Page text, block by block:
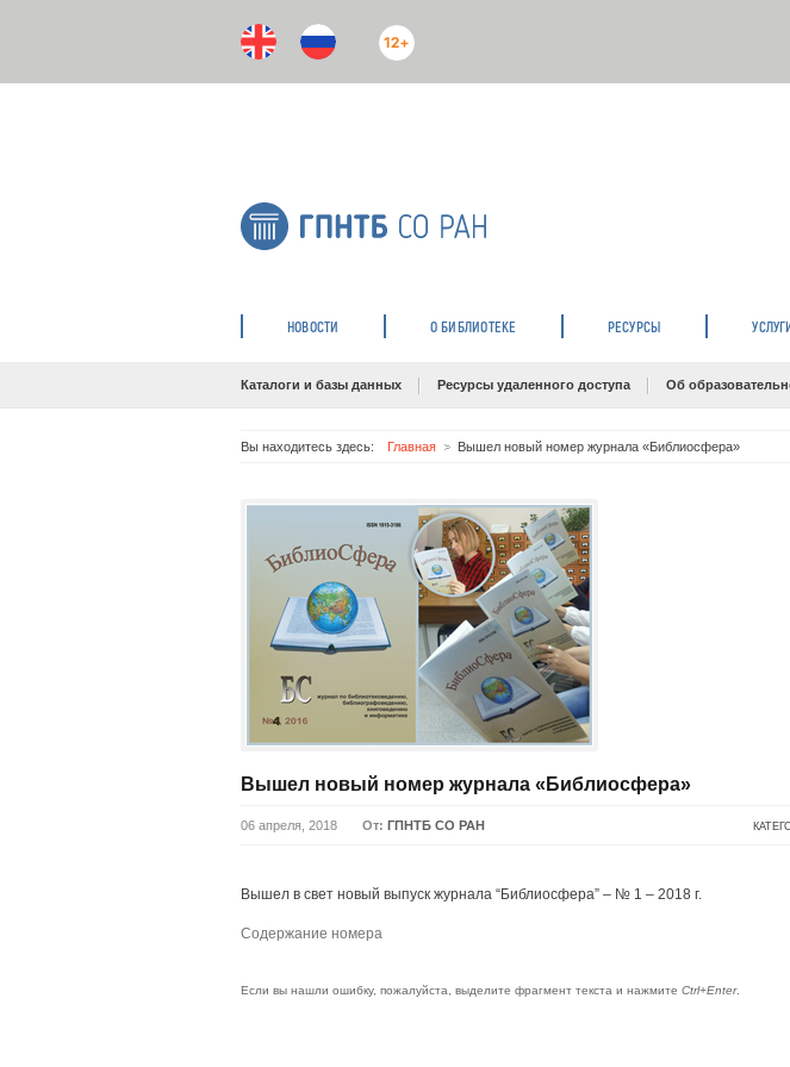
12+
НОВОСТИ О БИБЛИОТЕКЕ РЕСУРСЫ
Каталоги и базы данных Ресурсы удаленного доступа Об
Вы находитесь здесь: Главная Вышел новый номер журнала «Библиосфера»
Вышел новый номер журнала «Библиосфера»
06 апреля, 2018 От: ГПНТБ СО РАН
Вышел в свет новый выпуск журнала “Библиосфера” – № 1 – 2018 г.
Содержание номера
Если вы нашли ошибку, пожалуйста, выделите фрагмент текста и нажмите Ctrl+Enter.